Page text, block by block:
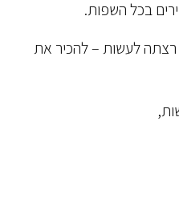
בכל השפות.
לעשות – להכיר את